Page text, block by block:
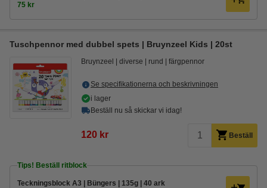
75 kr
Tuschpennor med dubbel spets | Bruynzeel Kids | 20st
Bruynzeel diverse rund färgpennor
Se specifikationerna och beskrivningen
i lager
Beställ nu så skickar vi idag!
120 kr Beställ
Tips! Beställ ritblock
Teckningsblock A3 | Büngers | 135g | 40 ark